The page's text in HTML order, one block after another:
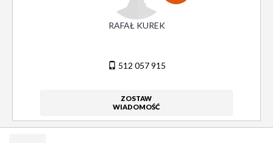
RAFAŁ KUREK
512 057 915
ZOSTAW
WIADOMOŚĆ